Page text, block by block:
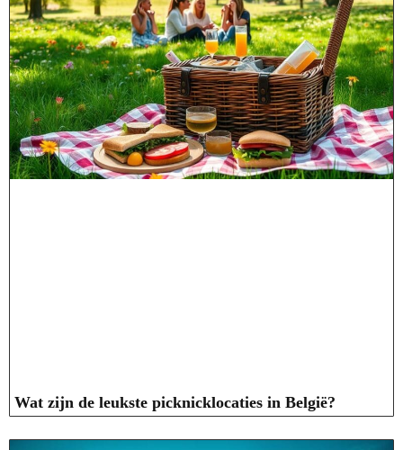
Wat zijn de leukste picknicklocaties in België?